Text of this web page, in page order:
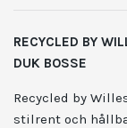
RECYCLED BY
DUK BOSSE
Recycled by
stilrent och